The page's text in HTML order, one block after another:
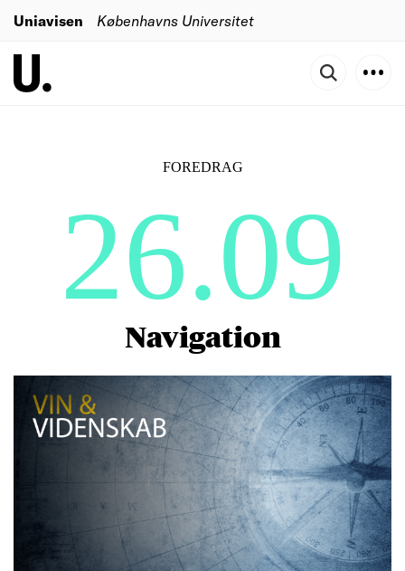
Uniavisen Københavns Universitet
FOREDRAG
26.09
Navigation